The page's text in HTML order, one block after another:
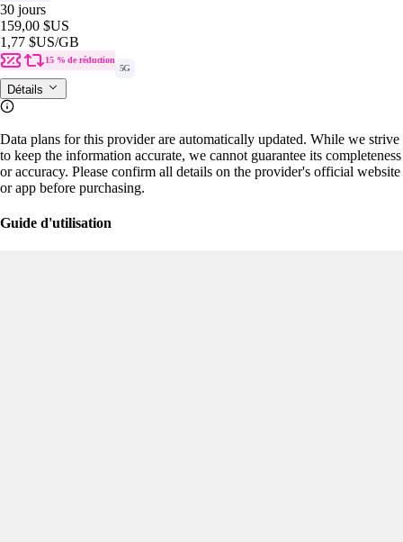
30 jours
159,00 $US
1,77 $US/GB
15 % de réduction
5G
Détails
Data plans for this provider are automatically updated. While we strive
to keep the information accurate, we cannot guarantee its completeness
or accuracy. Please confirm all details on the provider's official website
or app before purchasing.
Guide d'utilisation